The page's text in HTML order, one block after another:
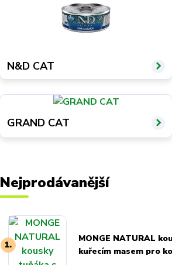
N&D CAT
GRAND CAT
Nejprodávanější
1.
MONGE NATURAL
kuřecím masem pro